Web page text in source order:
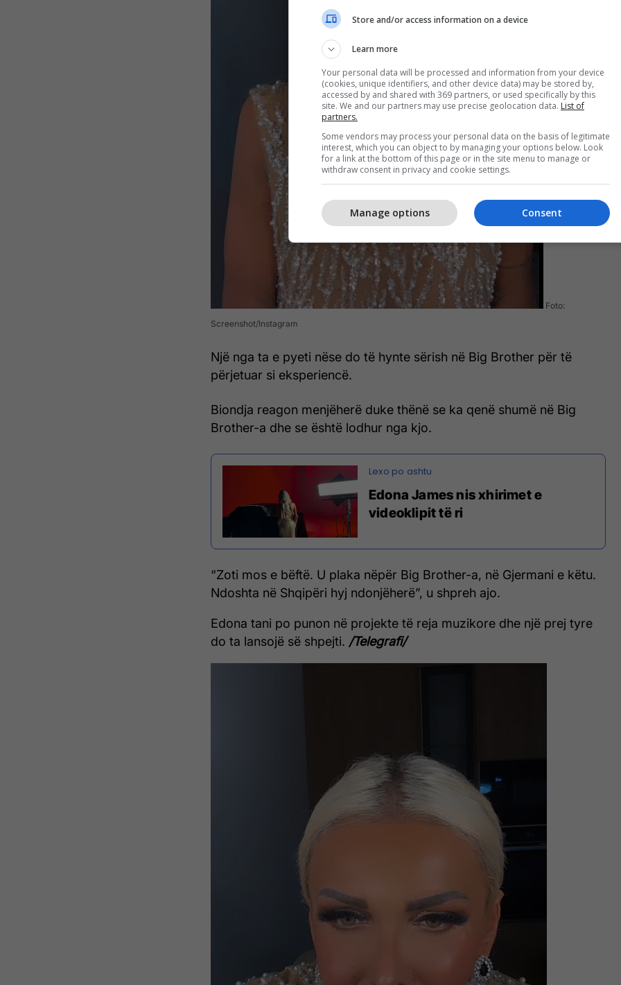
Foto:
Screenshot/Instagram
Një nga ta e pyeti nëse do të hynte sërish në Big Brother për të
përjetuar si eksperiencë.
Biondja reagon menjëherë duke thënë se ka qenë shumë në Big
Brother-a dhe se është lodhur nga kjo.
Edona James nis xhirimet e
videoklipit të ri
“Zoti mos e bëftë. U plaka nëpër Big Brother-a, në Gjermani e këtu.
Ndoshta në Shqipëri hyj ndonjëherë”, u shpreh ajo.
Edona tani po punon në projekte të reja muzikore dhe një prej tyre
do ta lansojë së shpejti. /Telegrafi/
Store and/or access information on a device
Learn more
Your personal data will be processed and information from your device
(cookies, unique identifiers, and other device data) may be stored by,
accessed by and shared with 369 partners, or used specifically by this
site. We and our partners may use precise geolocation data. List of
partners.
Some vendors may process your personal data on the basis of legitimate
interest, which you can object to by managing your options below. Look
for a link at the bottom of this page or in the site menu to manage or
withdraw consent in privacy and cookie settings.
Consent
Manage options